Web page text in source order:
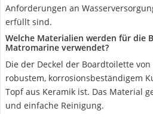
Anforderungen an
erfüllt sind.
Welche Materialien werden für die
‎Matromarine verwendet?
Die der Deckel der Boardtoilette
robustem, korrosionsbeständigem
Topf aus Keramik ist. Das Material
und einfache Reinigung.